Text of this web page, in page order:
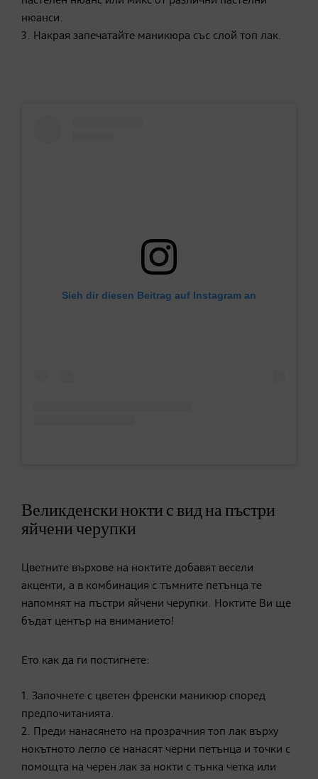
нюанси.
3. Накрая запечатайте маникюра със слой топ лак.
Sieh dir diesen Beitrag auf Instagram an
Великденски нокти с вид на пъстри
яйчени черупки
Цветните върхове на ноктите добавят весели
акценти, а в комбинация с тъмните петънца те
напомнят на пъстри яйчени черупки. Ноктите Ви ще
бъдат център на вниманието!
Ето как да ги постигнете:
1. Започнете с цветен френски маникюр според
предпочитанията.
2. Преди нанасянето на прозрачния топ лак върху
нокътното легло се нанасят черни петънца и точки с
помощта на черен лак за нокти с тънка четка или